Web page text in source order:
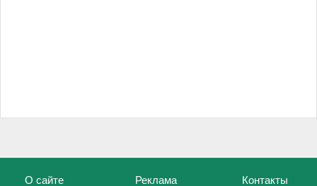
О сайте Реклама Контакты